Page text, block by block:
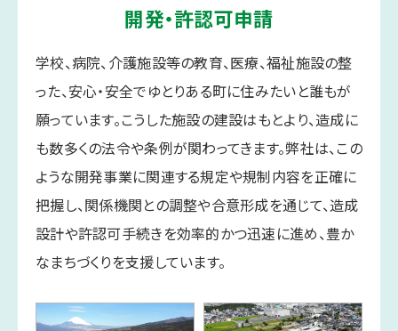
開発・許認可申請
学校、病院、介護施設等の教育、医療、福祉施設の整
った、安心・安全でゆとりある町に住みたいと誰もが
願っています。こうした施設の建設はもとより、造成に
も数多くの法令や条例が関わってきます。弊社は、この
ような開発事業に関連する規定や規制内容を正確に
把握し、関係機関との調整や合意形成を通じて、造成
設計や許認可手続きを効率的かつ迅速に進め、豊か
なまちづくりを支援しています。